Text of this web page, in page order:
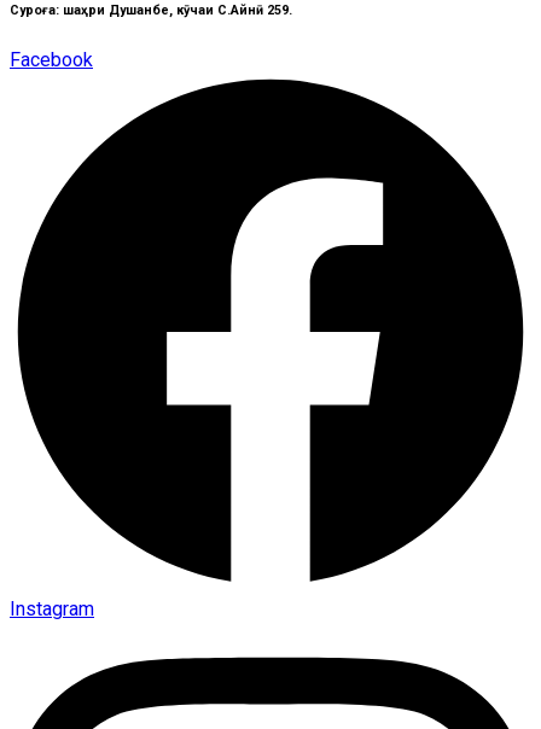
Суроға: шаҳри Душанбе, кӯчаи C.Айнӣ 259.
Facebook
Instagram